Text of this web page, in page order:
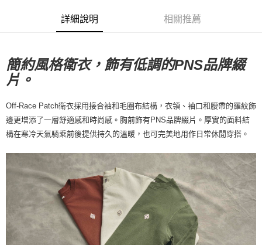
付款後7-11取貨
宅配
每筆NT$130，滿NT$10,000(含以上)免運費
詳細說明 相關推薦
簡約風格衛衣，飾有低調的PNS品牌綴
片 。
Off-Race Patch衛衣採用接合袖和毛圈布結構，衣領、袖口和腰帶的羅紋飾
邊更增添了一層舒適感和時尚感。胸前飾有PNS品牌綴片。厚實的面料結
構在寒冷天氣騎乘前後提供持久的溫暖，也可完美地用作日常休閒穿搭。